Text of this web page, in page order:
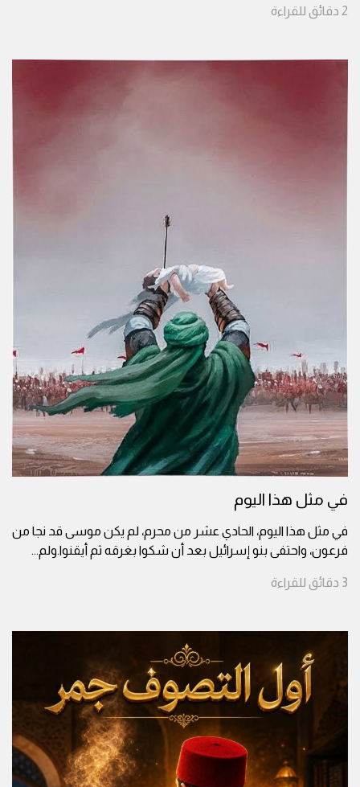
2 دقائق للقراءة
في مثل هذا اليوم
في مثل هذا اليوم، الحادي عشر من محرم، لم يكن موسى قد نجا من
فرعون، واحتفى بنو إسرائيل بعد أن شكوا بغرقه ثم أيقنوا.ولم...
3 دقائق للقراءة